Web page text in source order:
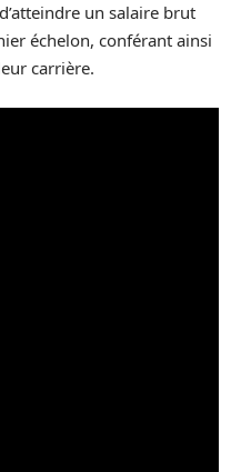
un salaire brut
échelon, conférant ainsi
carrière.